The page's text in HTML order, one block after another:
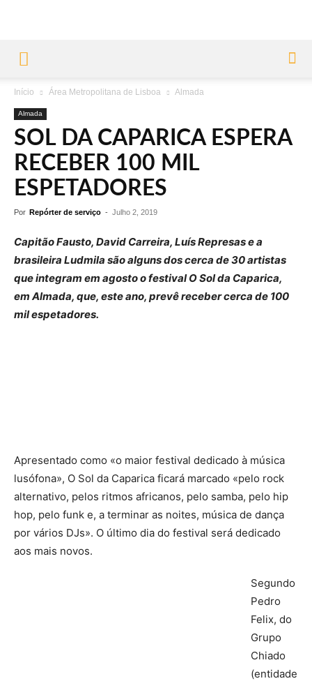
Início Área Metropolitana de Lisboa Almada
Almada
SOL DA CAPARICA ESPERA
RECEBER 100 MIL
ESPETADORES
Por Repórter de serviço - Julho 2, 2019
Capitão Fausto, David Carreira, Luís Represas e a
brasileira Ludmila são alguns dos cerca de 30 artistas
que integram em agosto o festival O Sol da Caparica,
em Almada, que, este ano, prevê receber cerca de 100
mil espetadores.
Apresentado como «o maior festival dedicado à música
lusófona», O Sol da Caparica ficará marcado «pelo rock
alternativo, pelos ritmos africanos, pelo samba, pelo hip
hop, pelo funk e, a terminar as noites, música de dança
por vários DJs». O último dia do festival será dedicado
aos mais novos.
Segundo
Pedro
Felix, do
Grupo
Chiado
(entidade